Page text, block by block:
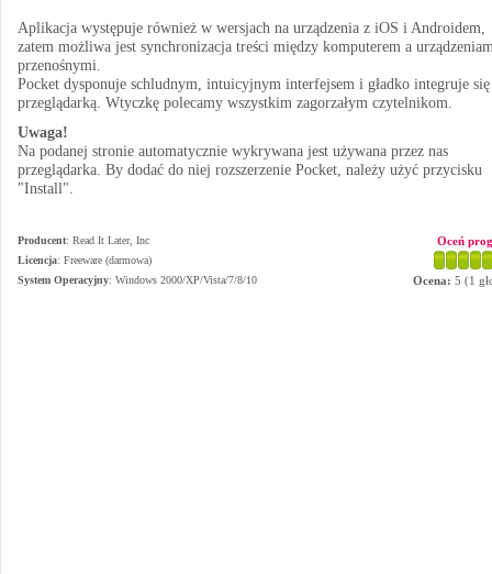
Aplikacja występuje również w wersjach na urządzenia z iOS i Androidem,
zatem możliwa jest synchronizacja treści między komputerem a
przenośnymi.
Pocket dysponuje schludnym, intuicyjnym interfejsem i gładko integruje
przeglądarką. Wtyczkę polecamy wszystkim zagorzałym czytelnikom.
Uwaga!
Na podanej stronie automatycznie wykrywana jest używana przez nas
przeglądarka. By dodać do niej rozszerzenie Pocket, należy użyć przycisku
"Install".
Producent: Read It Later, Inc
Licencja: Freeware (darmowa)
System Operacyjny: Windows 2000/XP/Vista/7/8/10
Oceń
Ocena: 5 (1